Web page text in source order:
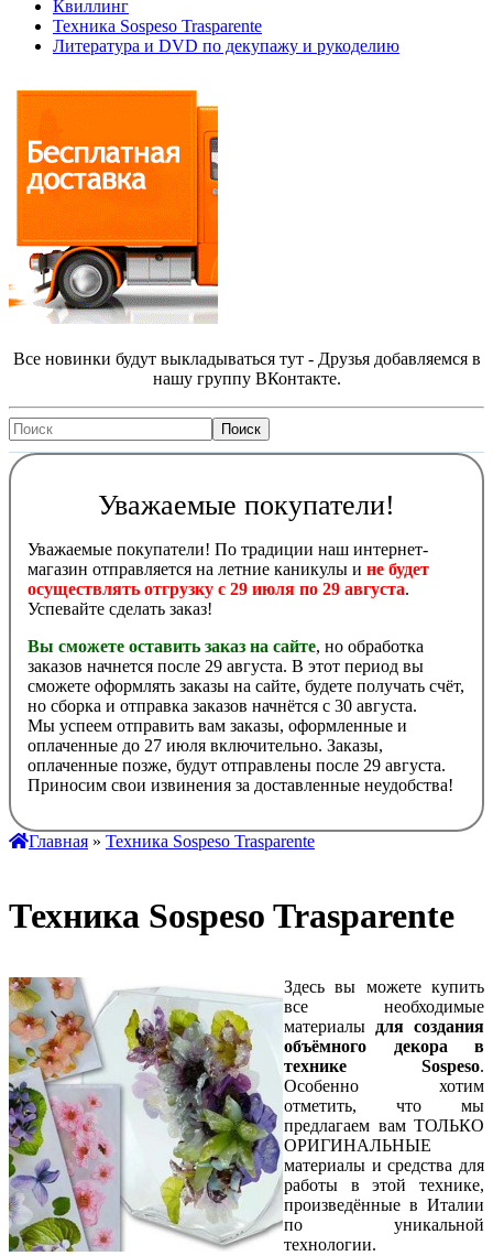
Квиллинг
Техника Sospeso Trasparente
Литература и DVD по декупажу и рукоделию
Все новинки будут выкладываться тут - Друзья добавляемся в
нашу группу ВКонтакте.
Уважаемые покупатели!
Уважаемые покупатели! По традиции наш интернет-
магазин отправляется на летние каникулы и не будет
осуществлять отгрузку с 29 июля по 29 августа.
Успевайте сделать заказ!
Вы сможете оставить заказ на сайте, но обработка
заказов начнется после 29 августа. В этот период вы
сможете оформлять заказы на сайте, будете получать счёт,
но сборка и отправка заказов начнётся с 30 августа.
Мы успеем отправить вам заказы, оформленные и
оплаченные до 27 июля включительно. Заказы,
оплаченные позже, будут отправлены после 29 августа.
Приносим свои извинения за доставленные неудобства!
Главная » Техника Sospeso Trasparente
Техника Sospeso Trasparente
Здесь вы можете купить
все необходимые
материалы для создания
объёмного декора в
технике Sospeso.
Особенно хотим
отметить, что мы
предлагаем вам ТОЛЬКО
ОРИГИНАЛЬНЫЕ
материалы и средства для
работы в этой технике,
произведённые в Италии
по уникальной
технологии.